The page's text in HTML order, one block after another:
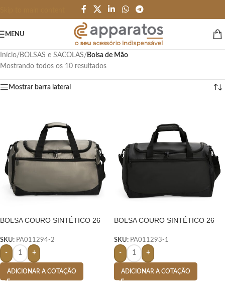
MENU
Início/ BOLSAS e SACOLAS/ Bolsa de Mão
Mostrando todos os 10 resultados
Mostrar barra lateral
BOLSA COURO SINTÉTICO 26
SKU: PA011294-2
- +
ADICIONAR A COTAÇÃO
BOLSA COURO SINTÉTICO 26
SKU: PA011293-1
- +
ADICIONAR A COTAÇÃO